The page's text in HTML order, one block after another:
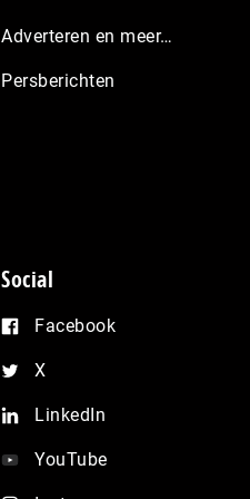
Adverteren en meer…
Persberichten
Social
Facebook
X
LinkedIn
YouTube